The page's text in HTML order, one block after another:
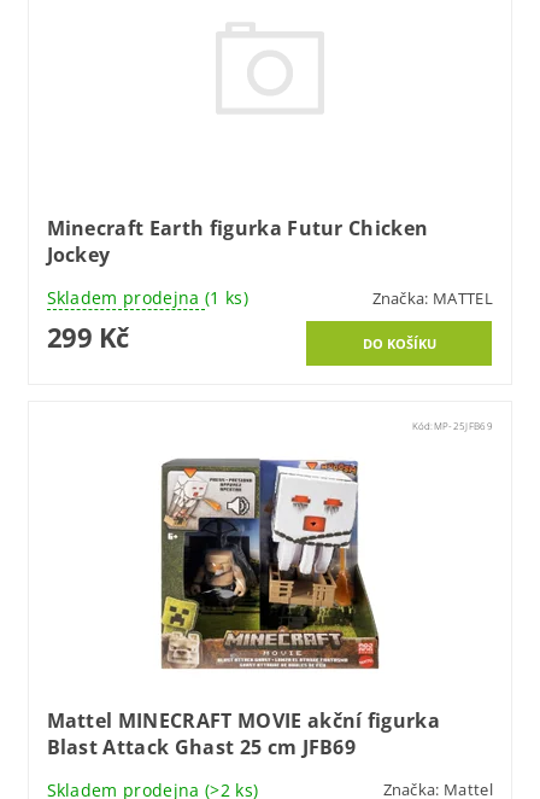
Minecraft Earth figurka Futur Chicken
Jockey
Skladem prodejna (1 ks) Značka: MATTEL
299 Kč
Kód: MP-25JFB69
Mattel MINECRAFT MOVIE akční figurka
Blast Attack Ghast 25 cm JFB69
Skladem prodejna (>2 ks) Značka: Mattel